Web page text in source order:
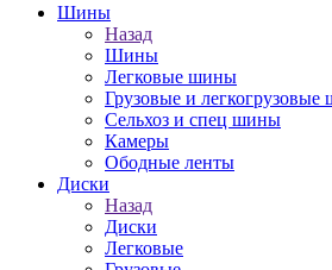
Шины
Назад
Шины
Легковые шины
Грузовые и
Сельхоз и спец шины
Камеры
Ободные ленты
Диски
Назад
Диски
Легковые